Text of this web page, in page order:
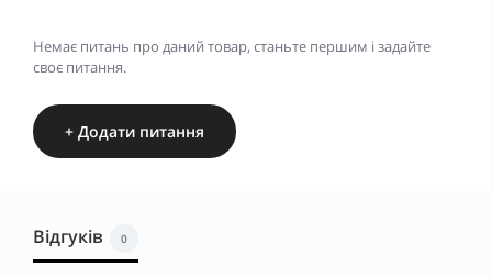
Немає питань про даний товар, станьте першим і задайте
своє питання.
+ Додати питання
Відгуків 0